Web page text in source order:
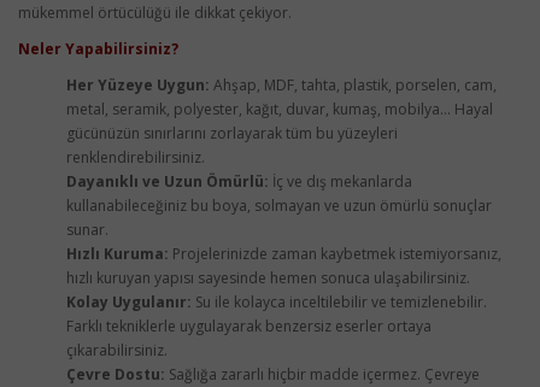
mükemmel örtücülüğü ile dikkat çekiyor.
Neler Yapabilirsiniz?
Her Yüzeye Uygun: Ahşap, MDF, tahta, plastik, porselen, cam,
metal, seramik, polyester, kağıt, duvar, kumaş, mobilya... Hayal
gücünüzün sınırlarını zorlayarak tüm bu yüzeyleri
renklendirebilirsiniz.
Dayanıklı ve Uzun Ömürlü: İç ve dış mekanlarda
kullanabileceğiniz bu boya, solmayan ve uzun ömürlü sonuçlar
sunar.
Hızlı Kuruma: Projelerinizde zaman kaybetmek istemiyorsanız,
hızlı kuruyan yapısı sayesinde hemen sonuca ulaşabilirsiniz.
Kolay Uygulanır: Su ile kolayca inceltilebilir ve temizlenebilir.
Farklı tekniklerle uygulayarak benzersiz eserler ortaya
çıkarabilirsiniz.
Çevre Dostu: Sağlığa zararlı hiçbir madde içermez. Çevreye